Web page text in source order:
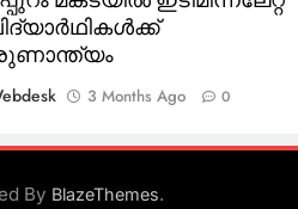
3 Months Ago 0
By BlazeThemes.